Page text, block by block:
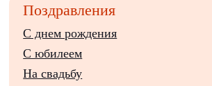
Поздравления
С днем рождения
С юбилеем
На свадьбу